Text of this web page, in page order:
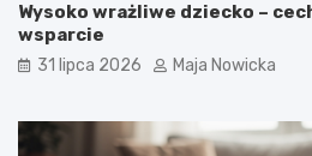
Wysoko wrażliwe dziecko –
wsparcie
31 lipca 2026 Maja Nowicka